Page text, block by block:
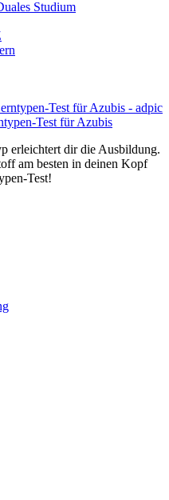
Test für Azubis
erleichtert dir die Ausbildung.
am besten in deinen Kopf
Test!